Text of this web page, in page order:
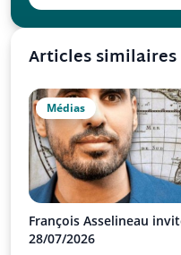
Articles similaires
Médias
François Asselineau
28/07/2026